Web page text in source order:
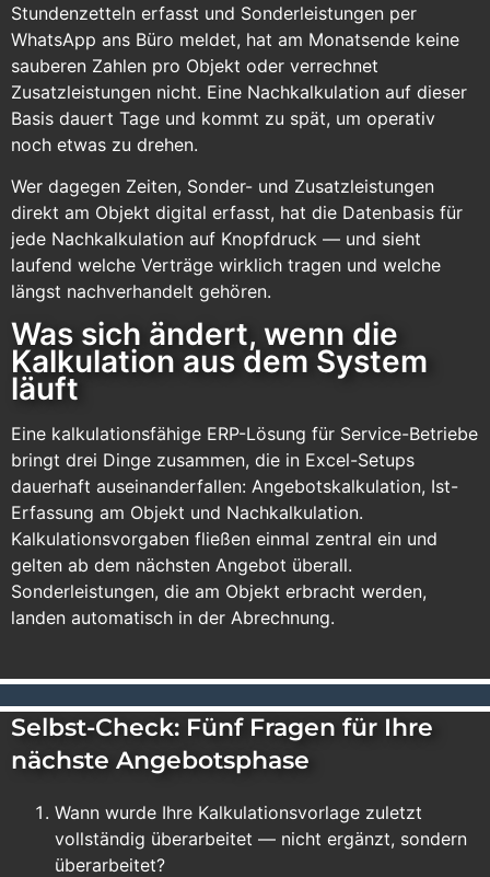
Stundenzetteln erfasst und Sonderleistungen per
WhatsApp ans Büro meldet, hat am Monatsende keine
sauberen Zahlen pro Objekt oder verrechnet
Zusatzleistungen nicht. Eine Nachkalkulation auf dieser
Basis dauert Tage und kommt zu spät, um operativ
noch etwas zu drehen.
Wer dagegen Zeiten, Sonder- und Zusatzleistungen
direkt am Objekt digital erfasst, hat die Datenbasis für
jede Nachkalkulation auf Knopfdruck — und sieht
laufend welche Verträge wirklich tragen und welche
längst nachverhandelt gehören.
Was sich ändert, wenn die
Kalkulation aus dem System
läuft
Eine kalkulationsfähige ERP-Lösung für Service-Betriebe
bringt drei Dinge zusammen, die in Excel-Setups
dauerhaft auseinanderfallen: Angebotskalkulation, Ist-
Erfassung am Objekt und Nachkalkulation.
Kalkulationsvorgaben fließen einmal zentral ein und
gelten ab dem nächsten Angebot überall.
Sonderleistungen, die am Objekt erbracht werden,
landen automatisch in der Abrechnung.
Selbst-Check: Fünf Fragen für Ihre
nächste Angebotsphase
Wann wurde Ihre Kalkulationsvorlage zuletzt
vollständig überarbeitet — nicht ergänzt, sondern
überarbeitet?